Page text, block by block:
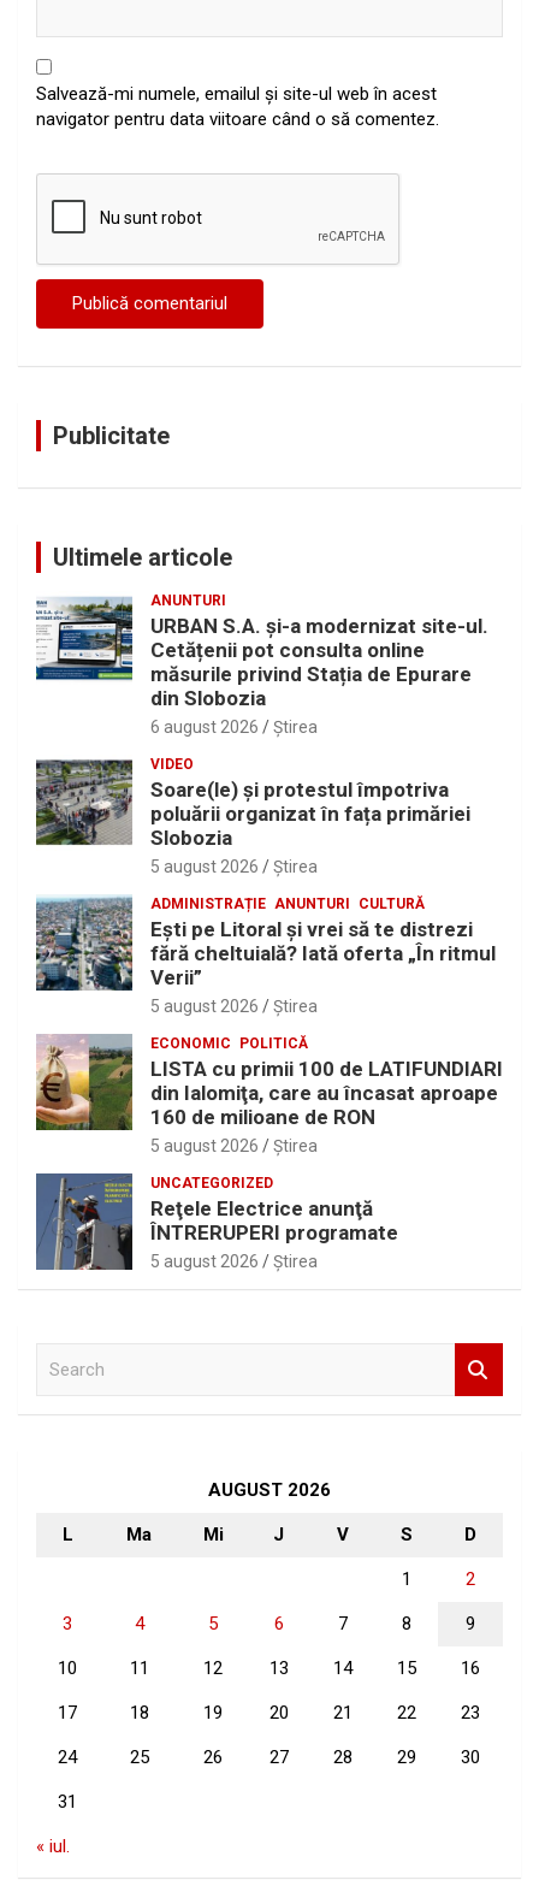
Salvează-mi numele, emailul și site-ul web în acest
navigator pentru data viitoare când o să comentez.
Publicitate
Ultimele articole
ANUNTURI
URBAN S.A. și-a modernizat site-ul.
Cetățenii pot consulta online
măsurile privind Stația de Epurare
din Slobozia
6 august 2026 Ştirea
VIDEO
Soare(le) și protestul împotriva
poluării organizat în fața primăriei
Slobozia
5 august 2026 Ştirea
ADMINISTRAȚIE ANUNTURI CULTURĂ
Eşti pe Litoral şi vrei să te distrezi
fără cheltuială? Iată oferta „În ritmul
Verii”
5 august 2026 Ştirea
ECONOMIC POLITICĂ
LISTA cu primii 100 de LATIFUNDIARI
din Ialomiţa, care au încasat aproape
160 de milioane de RON
5 august 2026 Ştirea
UNCATEGORIZED
Reţele Electrice anunţă
ÎNTRERUPERI programate
5 august 2026 Ştirea
AUGUST 2026
L Ma Mi J V S D
1 2
3 4 5 6 7 8 9
10 11 12 13 14 15 16
17 18 19 20 21 22 23
24 25 26 27 28 29 30
31
« iul.